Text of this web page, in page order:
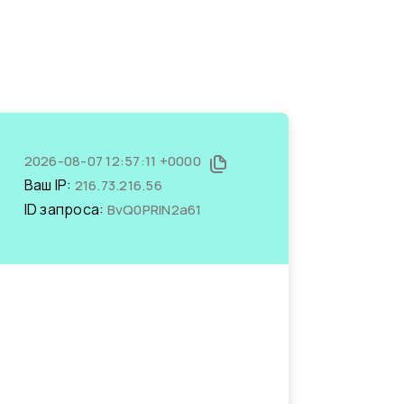
2026-08-07 12:57:11 +0000
Ваш IP: 216.73.216.56
ID запроса: BvQ0PRlN2a61